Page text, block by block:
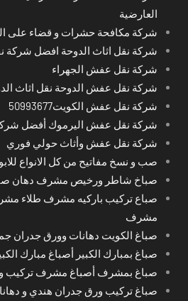
العارضية
شركة مكافحة حشرات و قضاء على
شركة نقل اثاث الدوحة افضل شركة
شركة نقل عفش الجهراء
شركة نقل عفش الدوحة نقل اثاث
شركة نقل عفش الكويت50993677
شركة نقل عفش اليرموك أفضل
شركة نقل عفش وأثاث حولي فوري
صب و نسخ مفاتيح من كل الانواع
صباخ شاطر ورخيص مشرف دهان
صباع تركيب باركيه مشرف طلاء
مشرف
صباغ الكويت دهانات وورق جدران
صباغ بمبارك الكبير أصباغ مبارك الكبير 24 ساعة
صباغ بمشرف أصباغ مشرف تركيب
صباغ تركيب ورق جدران هندي و